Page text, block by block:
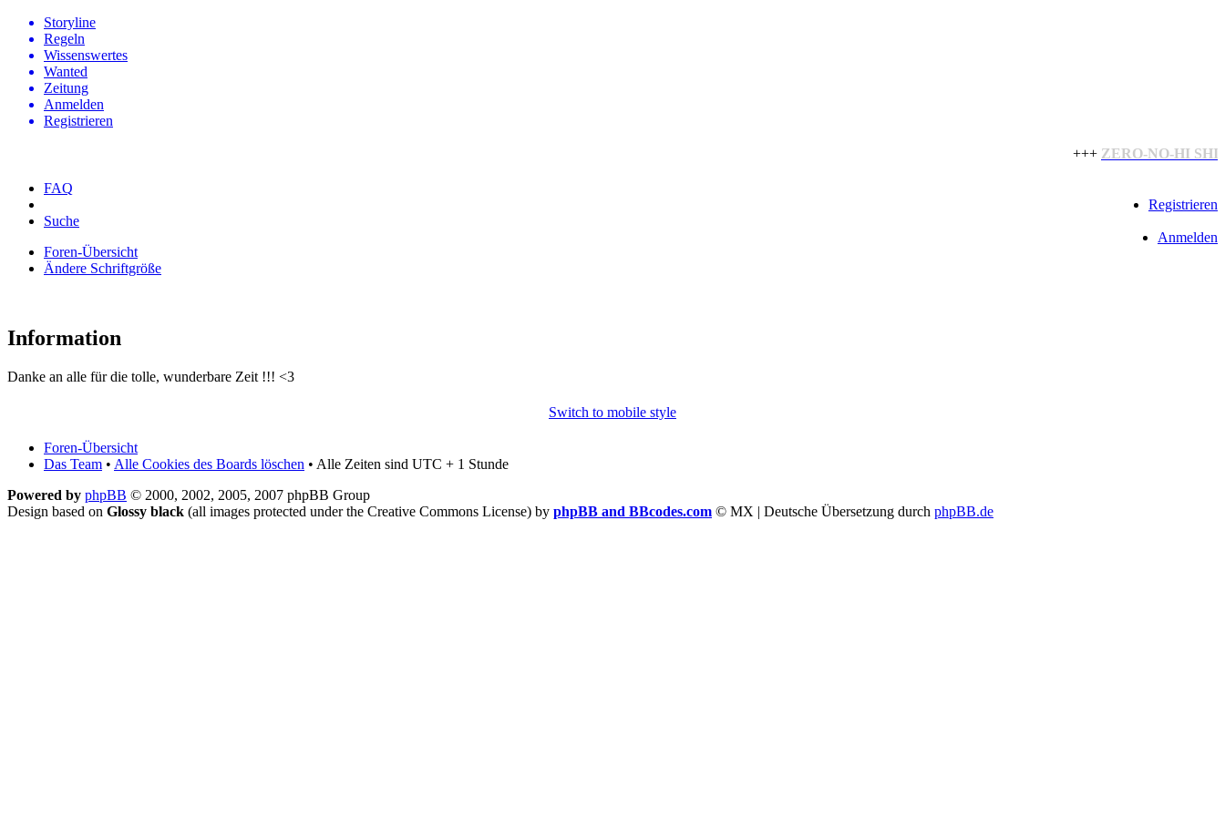
Storyline
Regeln
Wissenswertes
Wanted
Zeitung
Anmelden
Registrieren
+++ZERO-NO-HI
FAQ
Registrieren
Suche
Anmelden
Foren-Übersicht
Ändere Schriftgröße
Information
Danke an alle für die tolle, wunderbare Zeit !!! <3
Switch to mobile style
Foren-Übersicht
Das Team • Alle Cookies des Boards löschen • Alle Zeiten sind UTC + 1 Stunde
Powered by phpBB © 2000, 2002, 2005, 2007 phpBB Group
Design based on Glossy black (all images protected under the Creative Commons License) by phpBB and BBcodes.com © MX | Deutsche Übersetzung durch phpBB.de